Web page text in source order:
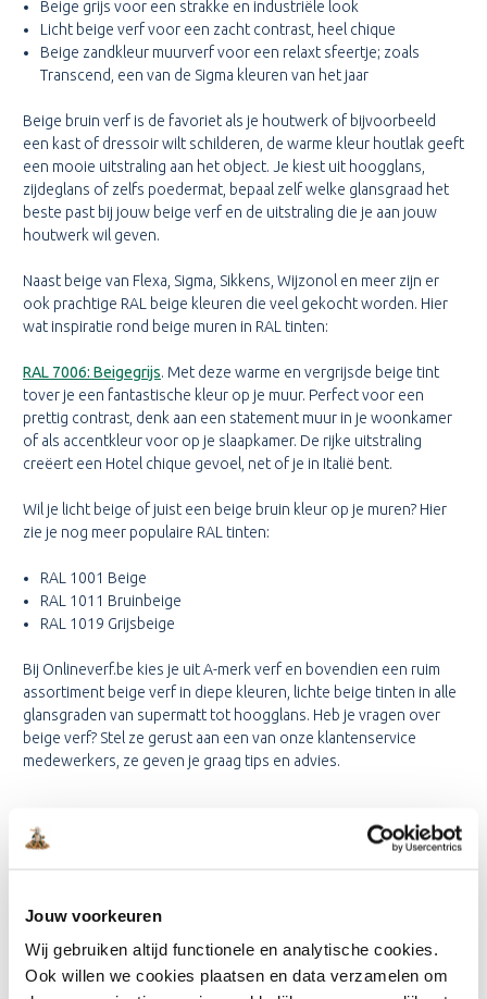
Jouw voorkeuren
Wij gebruiken altijd functionele en analytische cookies.
Ook willen we cookies plaatsen en data verzamelen om
Beige grijs voor een strakke en industriële look
Licht beige verf voor een zacht contrast, heel chique
Beige zandkleur muurverf voor een relaxt sfeertje; zoals
Transcend, een van de Sigma kleuren van het jaar
Beige bruin verf is de favoriet als je houtwerk of bijvoorbeeld
een kast of dressoir wilt schilderen, de warme kleur houtlak geeft
een mooie uitstraling aan het object. Je kiest uit hoogglans,
zijdeglans of zelfs poedermat, bepaal zelf welke glansgraad het
beste past bij jouw beige verf en de uitstraling die je aan jouw
houtwerk wil geven.
Naast beige van Flexa, Sigma, Sikkens, Wijzonol en meer zijn er
ook prachtige RAL beige kleuren die veel gekocht worden. Hier
wat inspiratie rond beige muren in RAL tinten:
RAL 7006: Beigegrijs. Met deze warme en vergrijsde beige tint
tover je een fantastische kleur op je muur. Perfect voor een
prettig contrast, denk aan een statement muur in je woonkamer
of als accentkleur voor op je slaapkamer. De rijke uitstraling
creëert een Hotel chique gevoel, net of je in Italië bent.
Wil je licht beige of juist een beige bruin kleur op je muren? Hier
zie je nog meer populaire RAL tinten:
RAL 1001 Beige
RAL 1011 Bruinbeige
RAL 1019 Grijsbeige
Bij Onlineverf.be kies je uit A-merk verf en bovendien een ruim
assortiment beige verf in diepe kleuren, lichte beige tinten in alle
glansgraden van supermatt tot hoogglans. Heb je vragen over
beige verf? Stel ze gerust aan een van onze klantenservice
medewerkers, ze geven je graag tips en advies.
BEIGE VERF KOPEN PER
KAMER
als muurverf kiezen. Ook voor houten kozijnen of deuren is een
uitgekeken bent op wit of zwart. Welke sfeer creëer je met beige
verf in je woonkamer, slaapkamer of kinderkamer? Hier een aantal